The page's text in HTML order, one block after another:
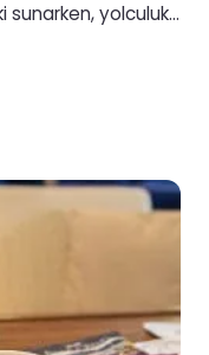
sunarken, yolculuk
bar
Barı, denizde
bir içkinin tadını